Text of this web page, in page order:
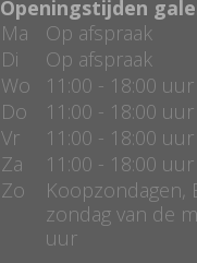
Openingstijden
Ma
Op afspraak
Di
Op afspraak
Wo
11:00 - 18:00 uur
Do
11:00 - 18:00 uur
Vr
11:00 - 18:00 uur
Za
11:00 - 18:00 uur
Zo
Koopzondagen,
zondag van de
uur